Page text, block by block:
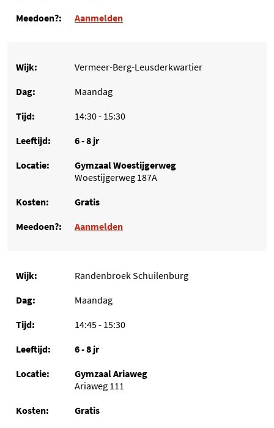
Aanmelden
Vermeer-Berg-Leusderkwartier
Maandag
14:30 - 15:30
6 - 8 jr
Gymzaal Woestijgerweg
Woestijgerweg 187A
Gratis
Aanmelden
Randenbroek Schuilenburg
Maandag
14:45 - 15:30
6 - 8 jr
Gymzaal Ariaweg
Ariaweg 111
Gratis